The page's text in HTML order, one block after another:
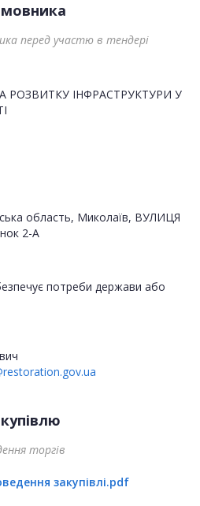
перед участю в тендері
РОЗВИТКУ ІНФРАСТРУКТУРИ У
область, Миколаїв, ВУЛИЦЯ
2-А
потреби держави або
торгів
закупівлі.pdf